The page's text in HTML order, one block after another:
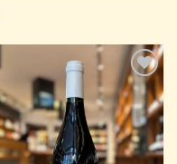
Add to
Wishlist